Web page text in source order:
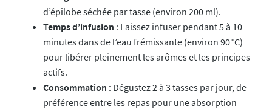
d’épilobe séchée par tasse (environ 200 ml).
Temps d’infusion : Laissez infuser pendant 5 à 10
minutes dans de l’eau frémissante (environ 90 °C)
pour libérer pleinement les arômes et les principes
actifs.
Consommation : Dégustez 2 à 3 tasses par jour, de
préférence entre les repas pour une absorption